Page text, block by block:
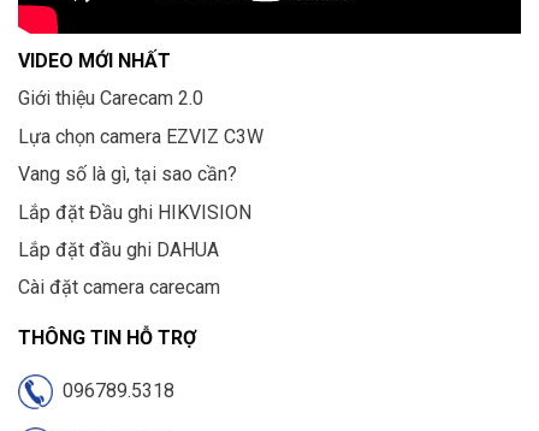
VIDEO MỚI NHẤT
Giới thiệu Carecam 2.0
Lựa chọn camera EZVIZ C3W
Vang số là gì, tại sao cần?
Lắp đặt Đầu ghi HIKVISION
Lắp đặt đầu ghi DAHUA
Cài đặt camera carecam
THÔNG TIN HỖ TRỢ
096789.5318